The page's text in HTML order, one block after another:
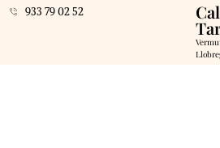
933 79 02 52